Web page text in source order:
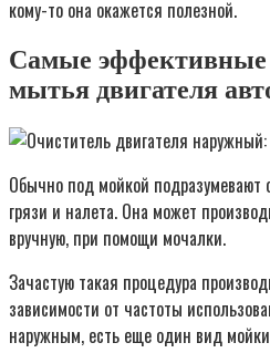
кому-то она окажется полезной.
Самые эффективные
мытья двигателя
Обычно под мойкой подразумевают
грязи и налета. Она может
вручную, при помощи мочалки.
Зачастую такая процедура
зависимости от частоты
наружным, есть еще один вид